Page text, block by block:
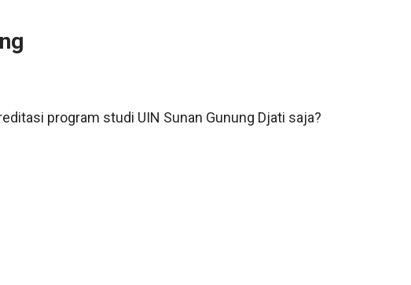
program studi UIN Sunan Gunung Djati saja?